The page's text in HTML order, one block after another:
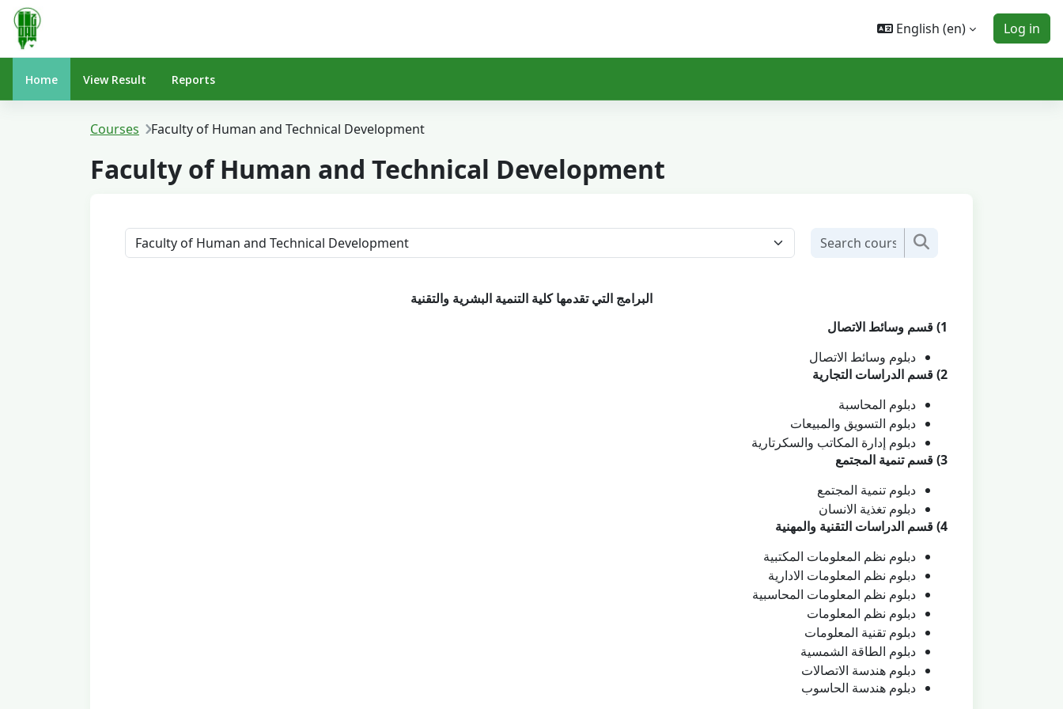
Skip to main content
English ‎(en)‎
Log in
Home View Result Reports
Courses Faculty of Human and Technical Development
Faculty of Human and Technical Development
Course categories
Search courses
البرامج التي تقدمها كلية التنمية البشرية والتقنية
1) قسم وسائط الاتصال
دبلوم وسائط الاتصال
2) قسم الدراسات التجارية
دبلوم المحاسبة
دبلوم التسويق والمبيعات
دبلوم إدارة المكاتب والسكرتارية
3) قسم تنمية المجتمع
دبلوم تنمية المجتمع
دبلوم تغذية الانسان
4) قسم الدراسات التقنية والمهنية
دبلوم نظم المعلومات المكتبية
دبلوم نظم المعلومات الادارية
دبلوم نظم المعلومات المحاسبية
دبلوم نظم المعلومات
دبلوم تقنية المعلومات
دبلوم الطاقة الشمسية
دبلوم هندسة الاتصالات
دبلوم هندسة الحاسوب